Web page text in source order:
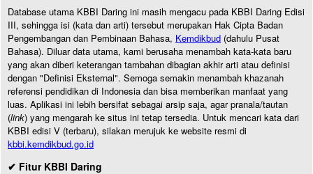
Database utama KBBI Daring ini masih mengacu pada KBBI Daring Edisi
III, sehingga isi (kata dan arti) tersebut merupakan Hak Cipta Badan
Pengembangan dan Pembinaan Bahasa, Kemdikbud (dahulu Pusat
Bahasa). Diluar data utama, kami berusaha menambah kata-kata baru
yang akan diberi keterangan tambahan dibagian akhir arti atau definisi
dengan "Definisi Eksternal". Semoga semakin menambah khazanah
referensi pendidikan di Indonesia dan bisa memberikan manfaat yang
luas. Aplikasi ini lebih bersifat sebagai arsip saja, agar pranala/tautan
(link) yang mengarah ke situs ini tetap tersedia. Untuk mencari kata dari
KBBI edisi V (terbaru), silakan merujuk ke website resmi di
kbbi.kemdikbud.go.id
✔ Fitur KBBI Daring